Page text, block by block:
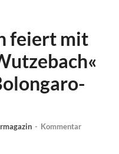
feiert mit
- Kommentar